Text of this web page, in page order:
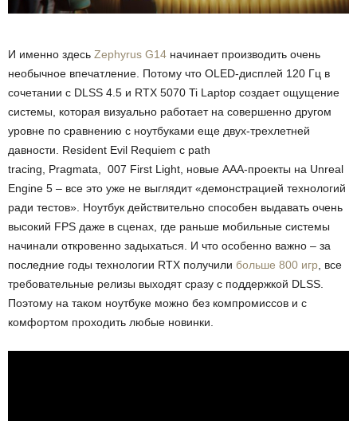
И именно здесь Zephyrus G14 начинает производить очень
необычное впечатление. Потому что OLED-дисплей 120 Гц в
сочетании с DLSS 4.5 и RTX 5070 Ti Laptop создает ощущение
системы, которая визуально работает на совершенно другом
уровне по сравнению с ноутбуками еще двух-трехлетней
давности. Resident Evil Requiem с path
tracing, Pragmata 007 First Light , новые AAA-проекты на Unreal
Engine 5 – все это уже не выглядит «демонстрацией технологий
ради тестов». Ноутбук действительно способен выдавать очень
высокий FPS даже в сценах, где раньше мобильные системы
начинали откровенно задыхаться.
И что особенно важно – за
последние годы технологии RTX получили больше 800 игр , все
требовательные релизы выходят сразу с поддержкой DLSS.
Поэтому на таком ноутбуке можно без компромиссов и с
комфортом проходить любые новинки.